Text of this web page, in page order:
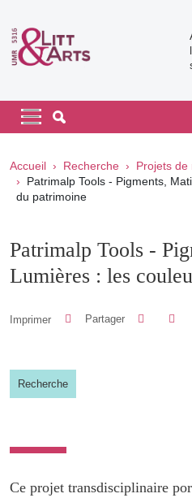
Navigation principale
Navigation principale
Fil d'Ariane
Accueil Recherche
Projets de
Patrimalp Tools - Pigments,
du patrimoine
Patrimalp Tools -
Lumières : les
Imprimer Partager Partager
Recherche
Ce projet transdisciplinaire